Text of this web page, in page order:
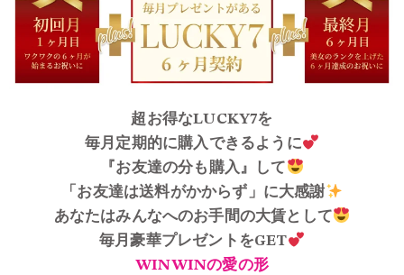
超お得なLUCKY7を
毎月定期的に購入できるように
『お友達の分も購入』して
「お友達は送料がかからず」に大感謝
あなたはみんなへのお手間の大賃として
毎月豪華プレゼントをGET
WINWINの愛の形